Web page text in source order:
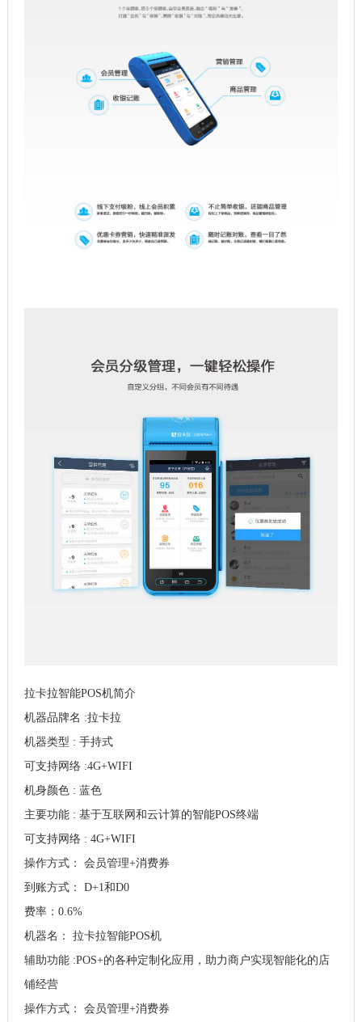
拉卡拉智能POS机简介
机器品牌名 :拉卡拉
机器类型 : 手持式
可支持网络 :4G+WIFI
机身颜色 : 蓝色
主要功能 : 基于互联网和云计算的智能POS终端
可支持网络 : 4G+WIFI
操作方式： 会员管理+消费券
到账方式： D+1和D0
费率：0.6%
机器名： 拉卡拉智能POS机
辅助功能 :POS+的各种定制化应用，助力商户实现智能化的店
铺经营
操作方式： 会员管理+消费券